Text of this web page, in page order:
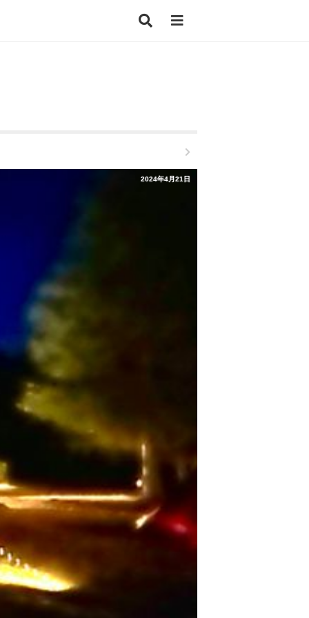
2024年4月21日